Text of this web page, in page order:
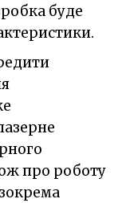
буде
про роботу